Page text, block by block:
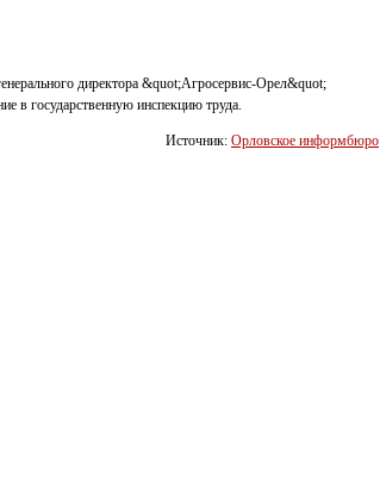
директора &quot;Агросервис-Орел&quot;
в государственную инспекцию труда.
Источник: Орловское информбюро